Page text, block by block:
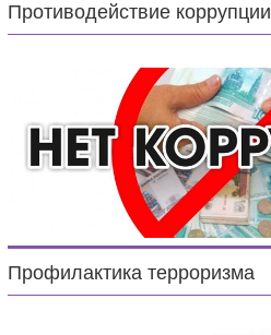
Противодействие коррупции
Профилактика терроризма